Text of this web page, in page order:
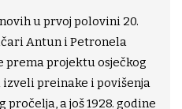
u prvoj polovini 20.
Antun i Petronela
prema projektu osječkog
preinake i povišenja
a još 1928. godine